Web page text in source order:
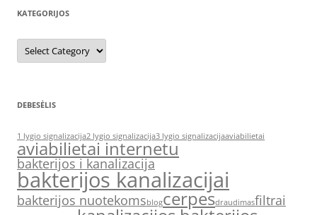
KATEGORIJOS
Kategorijos
DEBESĖLIS
1 lygio signalizacija2 lygio signalizacija3 lygio signalizacijaaviabilietai
aviabilietai internetu
bakterijos i kanalizacija
bakterijos kanalizacijai
bakterijos nuotekomsblogcerpesdraudimasfiltrai